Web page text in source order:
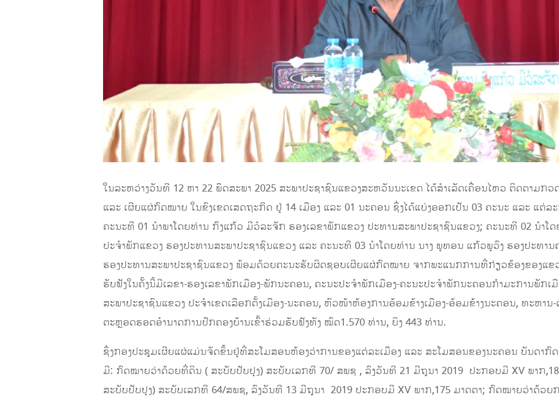
ໃນລະຫວ່າງວັນທີ 12 ຫາ ​22 ພຶດສະພາ 2025 ສະພາປະຊາຊົນແຂວງສະຫວັນນະເຂດ ໄດ້ສຳເລັດເຄື່ອນໄຫວ ຕິດຕາມກ
ແລະ ເຜີຍແຜ່ກົດໝາຍ ໃນຂົງເຂດເສດຖະກິດ ຢູ່ 14 ເມືອງ ແລະ 01 ນະຄອນ ຊຶ່ງໄດ້ແບ່ງອອກເປັນ 03 ຄະນະ ແລະ ແຕ່ລ
ຄະນະທີ 01 ນໍາພາໂດຍທ່ານ ກົງແກ້ວ ມີວໍລະຈັກ ຮອງເລຂາພັກແຂວງ ປະທານສະພາປະຊາຊົນແຂວງ; ຄະນະທີ 02 ນຳ
ປະຈຳພັກແຂວງ ຮອງປະທານສະພາປະຊາຊົນແຂວງ ແລະ ຄະນະທີ 03 ນຳໂດຍທ່ານ ນາງ ພູທອນ ແກ້ວພູວົງ ຮອງປະທານ
ຮອງປະທານສະພາປະຊາຊົນແຂວງ ພ້ອມດ້ວຍຄະນະຮັບຜິດຊອບເຜີຍແຜ່ກົດໝາຍ ຈາກພະແນກການທີ່ກ່ຽວຂ້ອງຂອງແຂ
ຮັບຟັງໃນຄັ້ງນີ້ມີເລຂາ-ຮອງເລຂາພັກເມືອງ-ພັກນະຄອນ, ຄະນະປະຈໍາພັກເມືອງ-ຄະນະປະຈຳພັກນະຄອນກໍາມະການພັກ
ສະພາປະຊາຊົນແຂວງ ປະຈຳເຂດເລືອກຕັ້ງເມືອງ-ນະຄອນ, ຫົວໜ້າຫ້ອງການອ້ອມຂ້າງເມືອງ-ອ້ອມຂ້າງນະຄອນ, ທະຫາ
ຕະຫຼອດຮອດອຳນາດການປົກຄອງບ້ານເຂົ້າຮ່ວມຮັບຟັງທັງ ໝົດ1.570 ທ່ານ, ຍິງ 443 ທ່ານ.
ຊຶ່ງກອງປະຊຸມເຜີຍແຜ່ແມ່ນຈັດຂຶ້ນຢູ່ທີ່ສະໂມສອນຫ້ອງວ່າການຂອງແຕ່ລະເມືອງ ແລະ ສະໂມສອນຂອງນະຄອນ ບັນດາກົ
ມີ: ກົດໝາຍວ່າດ້ວຍທີ່ດິນ ( ສະບັບປັບປຸງ) ສະບັບເລກທີ 70/ ສພຊ , ລົງວັນທີ 21 ມີຖຸນາ 2019 ປະກອບມີ XV ພາກ
ສະບັບປັບປຸງ) ສະບັບເລກທີ 64/ສພຊ, ລົງວັນທີ 13 ມີຖຸນາ 2019 ປະກອບມີ XV ພາກ,175 ມາດຕາ; ກົດໝາຍວ່າດ້ວຍ